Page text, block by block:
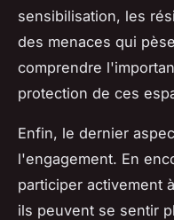
sensibilisation, les
des menaces qui
comprendre
protection de ces
Enfin, le dernier
l'engagement. En
participer activement
ils peuvent se sentir